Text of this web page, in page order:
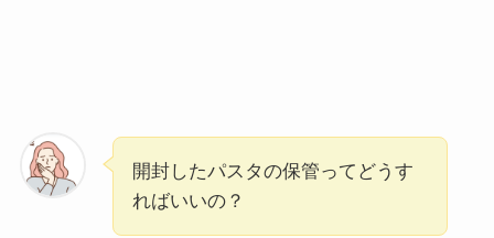
開封したパスタの保管ってどうす
ればいいの？